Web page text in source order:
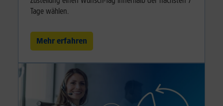
Tage wählen.
Mehr erfahren